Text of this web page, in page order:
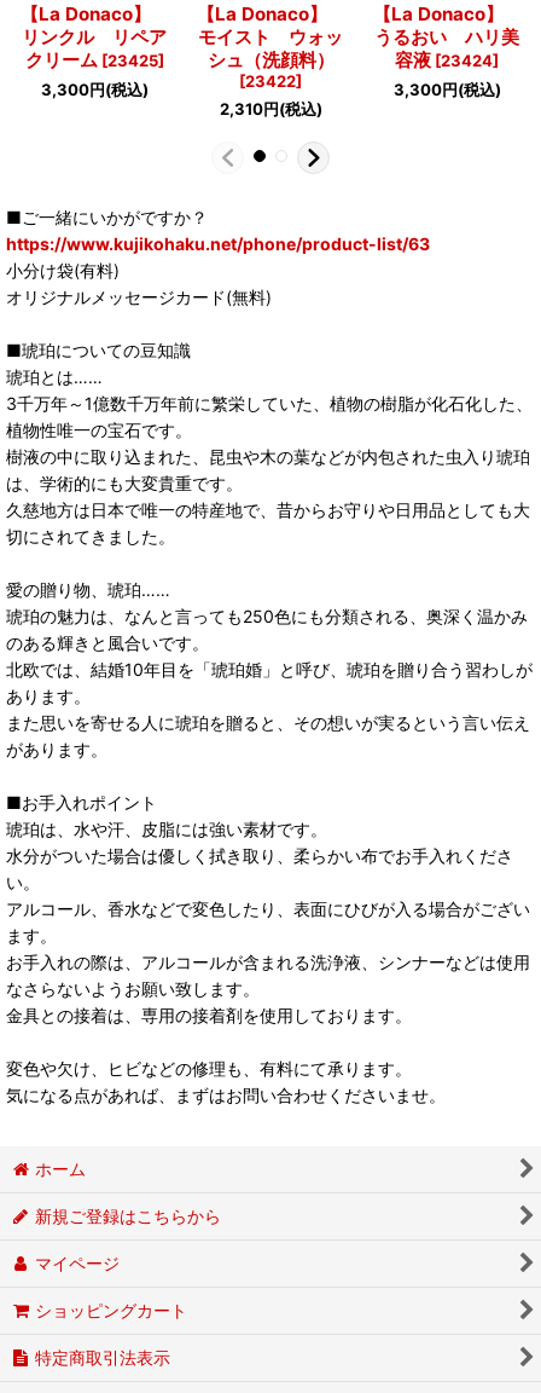
【La Donaco】
リンクル リペア
クリーム [23425]
3,300円(税込)
【La Donaco】
モイスト ウォッ
シュ（洗顔料）
[23422]
2,310円(税込)
【La Donaco】
うるおい ハリ美
容液 [23424]
3,300円(税込)
■ご一緒にいかがですか？
https://www.kujikohaku.net/phone/product-list/63
小分け袋(有料)
オリジナルメッセージカード(無料)
■琥珀についての豆知識
琥珀とは……
3千万年～1億数千万年前に繁栄していた、植物の樹脂が化石化した、
植物性唯一の宝石です。
樹液の中に取り込まれた、昆虫や木の葉などが内包された虫入り琥珀
は、学術的にも大変貴重です。
久慈地方は日本で唯一の特産地で、昔からお守りや日用品としても大
切にされてきました。
愛の贈り物、琥珀……
琥珀の魅力は、なんと言っても250色にも分類される、奥深く温かみ
のある輝きと風合いです。
北欧では、結婚10年目を「琥珀婚」と呼び、琥珀を贈り合う習わしが
あります。
また思いを寄せる人に琥珀を贈ると、その想いが実るという言い伝え
があります。
■お手入れポイント
琥珀は、水や汗、皮脂には強い素材です。
水分がついた場合は優しく拭き取り、柔らかい布でお手入れくださ
い。
アルコール、香水などで変色したり、表面にひびが入る場合がござい
ます。
お手入れの際は、アルコールが含まれる洗浄液、シンナーなどは使用
なさらないようお願い致します。
金具との接着は、専用の接着剤を使用しております。
変色や欠け、ヒビなどの修理も、有料にて承ります。
気になる点があれば、まずはお問い合わせくださいませ。
ホーム
新規ご登録はこちらから
マイページ
ショッピングカート
特定商取引法表示